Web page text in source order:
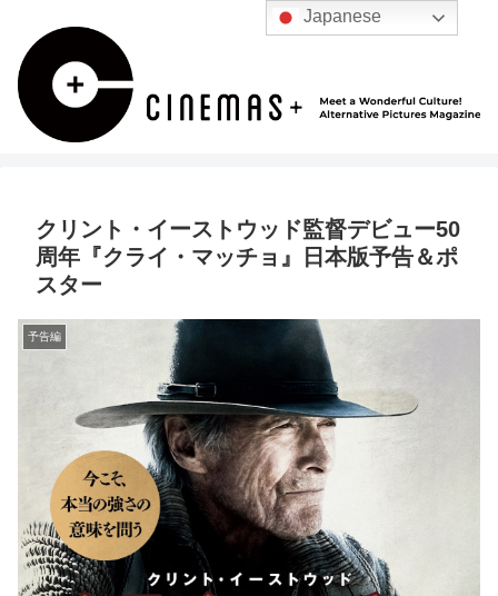
クリント・イーストウッド監督デビュー50
周年『クライ・マッチョ』日本版予告＆ポ
スター
予告編
Japanese